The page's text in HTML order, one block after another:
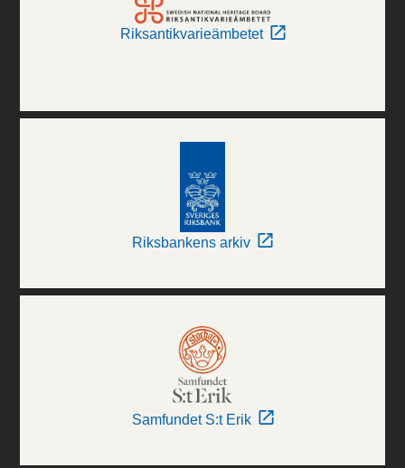
Riksantikvarieämbetet
Riksbankens arkiv
Samfundet S:t Erik